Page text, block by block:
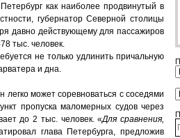
как наиболее продвинутый в
губернатор Северной столицы
давно действующему для пассажиров
тыс. человек.
не только удлинить причальную
и дна.
легко может соревноваться с соседями
пропуска маломерных судов через
до 2 тыс. человек. «Для сравнения,
глава Петербурга, предложив